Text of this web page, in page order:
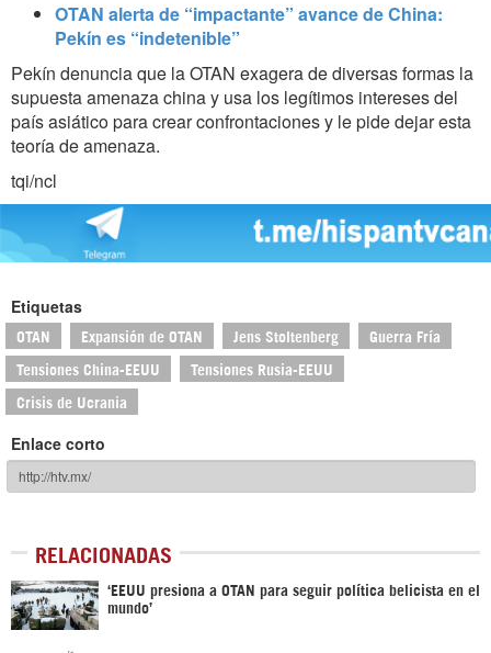
OTAN alerta de “impactante” avance de China:
Pekín es “indetenible”
Pekín denuncia que la OTAN exagera de diversas formas la
supuesta amenaza china y usa los legítimos intereses del
país asiático para crear confrontaciones y le pide dejar esta
teoría de amenaza.
tqi/ncl
Etiquetas
OTAN Expansión de OTAN Jens Stoltenberg Guerra Fría
Tensiones China-EEUU Tensiones Rusia-EEUU
Crisis de Ucrania
Enlace corto
RELACIONADAS
‘EEUU presiona a OTAN para seguir política belicista en el
mundo’